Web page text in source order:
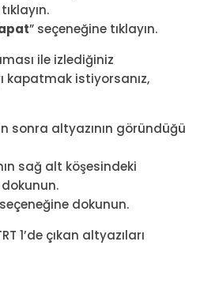
” seçeneğine tıklayın.
ile izlediğiniz
kapatmak istiyorsanız,
sonra altyazının göründüğü
sağ alt köşesindeki
dokunun.
1’de çıkan altyazıları